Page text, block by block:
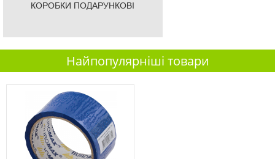
КОРОБКИ ПОДАРУНКОВІ
Найпопулярніші товари